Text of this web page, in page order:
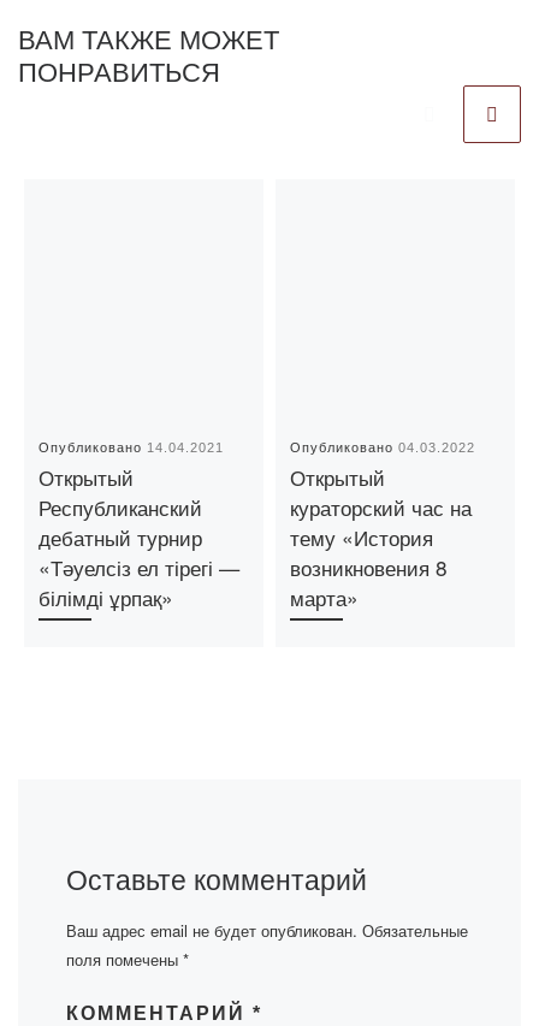
ВАМ ТАКЖЕ МОЖЕТ
ПОНРАВИТЬСЯ
Опубликовано 14.04.2021
Открытый
Республиканский
дебатный турнир
«Тәуелсіз ел тірегі —
білімді ұрпақ»
Опубликовано04.03.2022
Открытый
кураторский час на
тему «История
возникновения 8
марта»
Оставьте комментарий
Ваш адрес email не будет опубликован. Обязательные
поля помечены *
КОММЕНТАРИЙ *